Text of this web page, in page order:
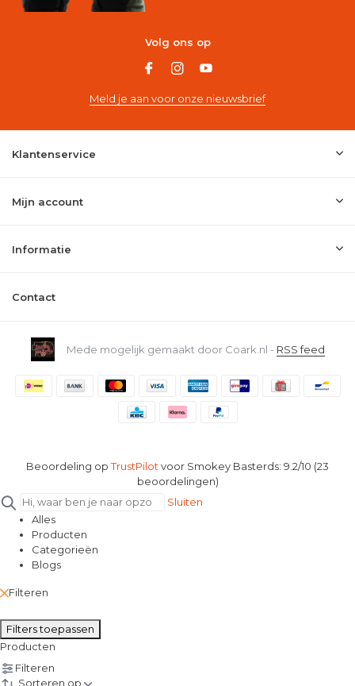
Volg ons op
Meld je aan voor onze nieuwsbrief
Klantenservice
Mijn account
Informatie
Contact
Mede mogelijk gemaakt door Coark.nl - RSS feed
Beoordeling opTrustPilot voor Smokey Basterds: 9.2/10 (23
beoordelingen)
Sluiten
Alles
Producten
Categorieën
Blogs
Filteren
Filters toepassen
Producten
Filteren
Sorteren op